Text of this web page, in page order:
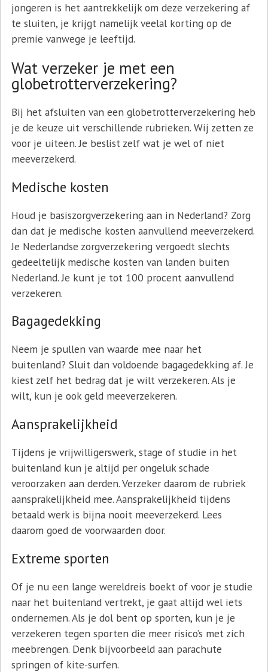
jongeren is het aantrekkelijk om deze verzekering af
te sluiten, je krijgt namelijk veelal korting op de
premie vanwege je leeftijd.
Wat verzeker je met een
globetrotterverzekering?
Bij het afsluiten van een globetrotterverzekering heb
je de keuze uit verschillende rubrieken. Wij zetten ze
voor je uiteen. Je beslist zelf wat je wel of niet
meeverzekerd.
Medische kosten
Houd je basiszorgverzekering aan in Nederland? Zorg
dan dat je medische kosten aanvullend meeverzekerd.
Je Nederlandse zorgverzekering vergoedt slechts
gedeeltelijk medische kosten van landen buiten
Nederland. Je kunt je tot 100 procent aanvullend
verzekeren.
Bagagedekking
Neem je spullen van waarde mee naar het
buitenland? Sluit dan voldoende bagagedekking af. Je
kiest zelf het bedrag dat je wilt verzekeren. Als je
wilt, kun je ook geld meeverzekeren.
Aansprakelijkheid
Tijdens je vrijwilligerswerk, stage of studie in het
buitenland kun je altijd per ongeluk schade
veroorzaken aan derden. Verzeker daarom de rubriek
aansprakelijkheid mee. Aansprakelijkheid tijdens
betaald werk is bijna nooit meeverzekerd. Lees
daarom goed de voorwaarden door.
Extreme sporten
Of je nu een lange wereldreis boekt of voor je studie
naar het buitenland vertrekt, je gaat altijd wel iets
ondernemen. Als je dol bent op sporten, kun je je
verzekeren tegen sporten die meer risico’s met zich
meebrengen. Denk bijvoorbeeld aan parachute
springen of kite-surfen.